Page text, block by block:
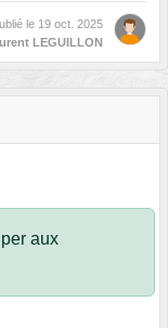
le 19 oct. 2025
LEGUILLON
aux